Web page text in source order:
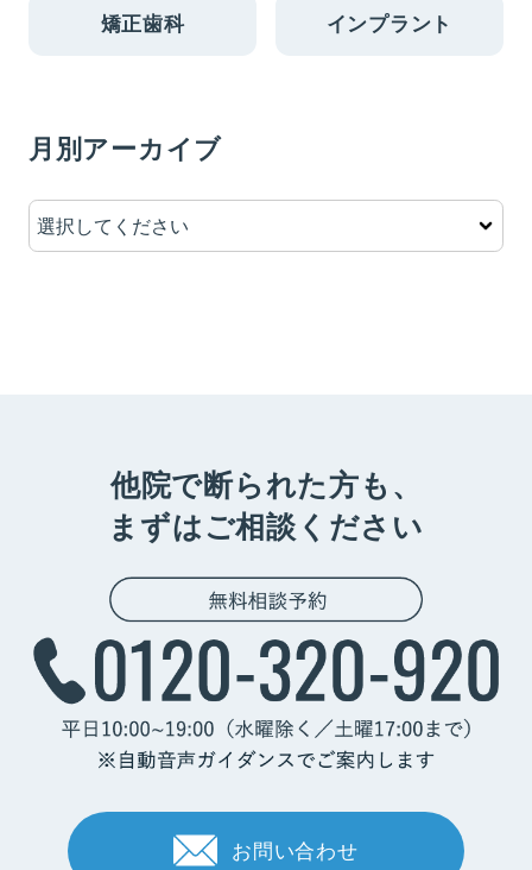
矯正歯科 インプラント
月別アーカイブ
他院で断られた方も、
まずはご相談ください
お問い合わせ